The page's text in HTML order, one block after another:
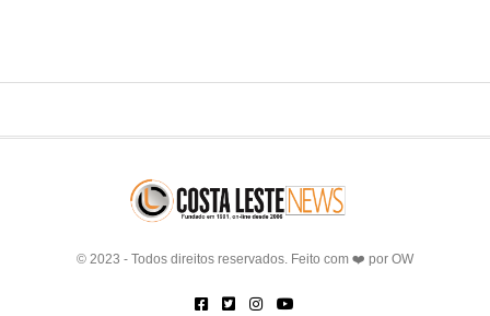
© 2023 - Todos direitos reservados. Feito com ❤️ por OW